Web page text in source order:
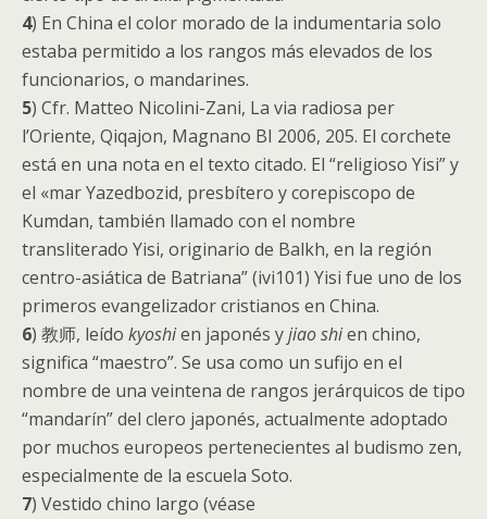
4) En China el color morado de la indumentaria solo
estaba permitido a los rangos más elevados de los
funcionarios, o mandarines.
5) Cfr. Matteo Nicolini-Zani, La via radiosa per
l’Oriente, Qiqajon, Magnano BI 2006, 205. El corchete
está en una nota en el texto citado. El “religioso Yisi” y
el «mar Yazedbozid, presbítero y corepiscopo de
Kumdan, también llamado con el nombre
transliterado Yisi, originario de Balkh, en la región
centro-asiática de Batriana” (ivi101) Yisi fue uno de los
primeros evangelizador cristianos en China.
6) 教师, leído kyoshien japonés yjiao shien chino,
significa “maestro”. Se usa como un sufijo en el
nombre de una veintena de rangos jerárquicos de tipo
“mandarín” del clero japonés, actualmente adoptado
por muchos europeos pertenecientes al budismo zen,
especialmente de la escuela Soto.
7) Vestido chino largo (véase